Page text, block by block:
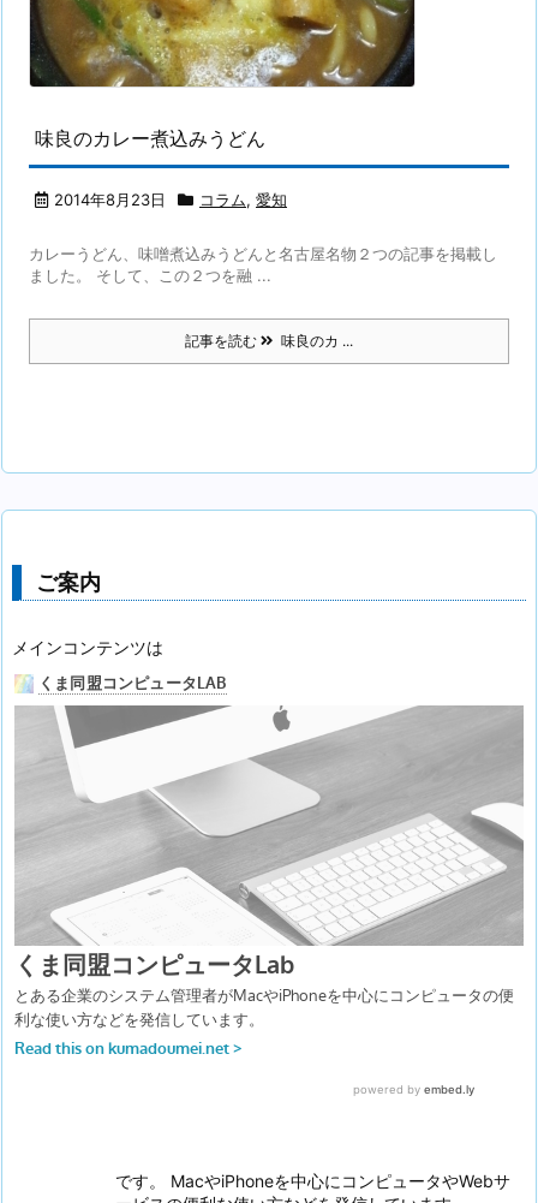
味良のカレー煮込みうどん
2014年8月23日 コラム, 愛知
カレーうどん、味噌煮込みうどんと名古屋名物２つの記事を掲載し
ました。 そして、この２つを融 ...
記事を読む 味良のカ ...
ご案内
メインコンテンツは
です。 MacやiPhoneを中心にコンピュータやWebサ